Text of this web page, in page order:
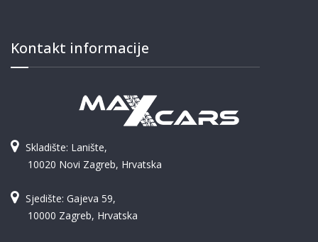
Kontakt informacije
Skladište: Lanište,
10020 Novi Zagreb, Hrvatska
Sjedište: Gajeva 59,
10000 Zagreb, Hrvatska